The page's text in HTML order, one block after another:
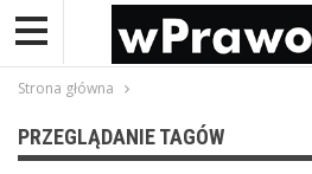
Strona główna
PRZEGLĄDANIE TAGÓW